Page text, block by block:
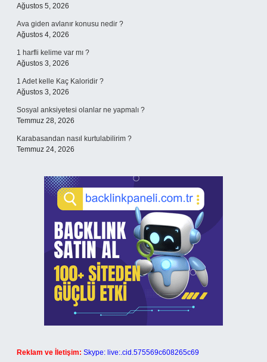
Ağustos 5, 2026
Ava giden avlanır konusu nedir ?
Ağustos 4, 2026
1 harfli kelime var mı ?
Ağustos 3, 2026
1 Adet kelle Kaç Kaloridir ?
Ağustos 3, 2026
Sosyal anksiyetesi olanlar ne yapmalı ?
Temmuz 28, 2026
Karabasandan nasıl kurtulabilirim ?
Temmuz 24, 2026
Reklam ve İletişim: Skype: live:.cid.575569c608265c69